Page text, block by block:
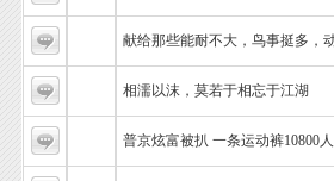
献给那些能耐不大，鸟事挺多，
相濡以沫，莫若于相忘于江湖
普京炫富被扒 一条运动裤10800